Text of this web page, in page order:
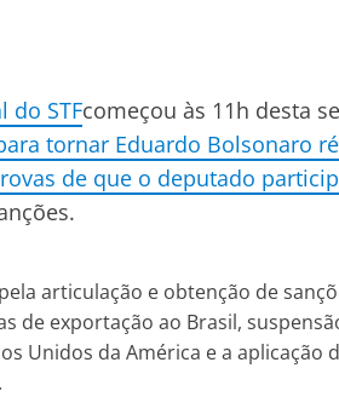
do STFcomeçou às 11h desta
tornar Eduardo Bolsonaro
de que o deputado
articulação e obtenção de
de exportação ao Brasil,
Unidos da América e a aplicação